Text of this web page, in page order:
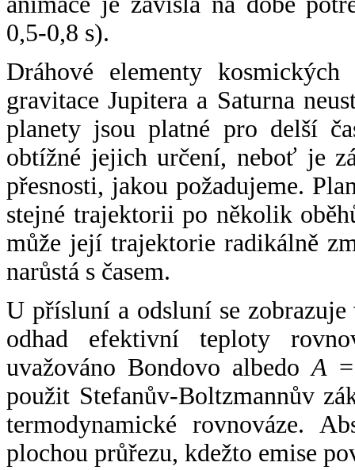
0,5-0,8 s).
Dráhové elementy
gravitace Jupitera a Saturna
planety jsou platné pro delší
obtížné jejich určení, neboť je
přesnosti, jakou požadujeme.
stejné trajektorii po několik
může její trajektorie radikálně
narůstá s časem.
U přísluní a odsluní se
odhad efektivní teploty
uvažováno Bondovo albedoA
použit Stefanův-Boltzmannův
termodynamické rovnováze.
plochou průřezu, kdežto emise